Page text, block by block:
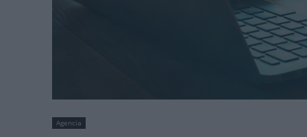
Agencia